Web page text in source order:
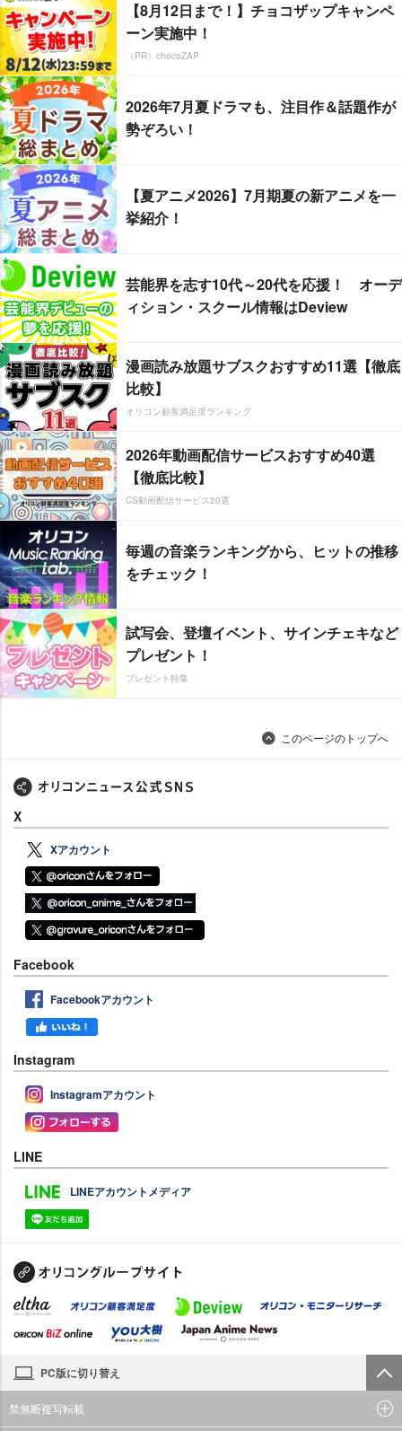
【8月12日まで！】チョコザップキャンペ
ーン実施中！
（PR）chocoZAP
2026年7月夏ドラマも、注目作＆話題作が
勢ぞろい！
【夏アニメ2026】7月期夏の新アニメを一
挙紹介！
芸能界を志す10代～20代を応援！ オーデ
ィション・スクール情報はDeview
漫画読み放題サブスクおすすめ11選【徹底
比較】
オリコン顧客満足度ランキング
2026年動画配信サービスおすすめ40選
【徹底比較】
CS動画配信サービス20選
毎週の音楽ランキングから、ヒットの推移
をチェック！
試写会、登壇イベント、サインチェキなど
プレゼント！
プレゼント特集
このページのトップへ
X
Xアカウント
Facebook
Facebookアカウント
Instagram
Instagramアカウント
LINE
LINEアカウントメディア
PC版に切り替え
禁無断複写転載